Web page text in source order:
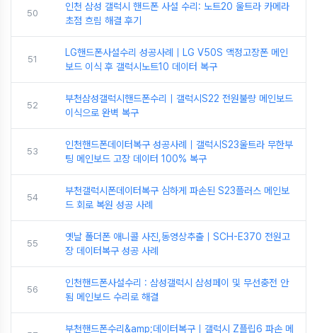
50
인천 삼성 갤럭시 핸드폰 사설 수리: 노트20 울트라 카메라
초점 흐림 해결 후기
51
LG핸드폰사설수리 성공사례｜LG V50S 액정고장폰 메인
보드 이식 후 갤럭시노트10 데이터 복구
52
부천삼성갤럭시핸드폰수리｜갤럭시S22 전원불량 메인보드
이식으로 완벽 복구
53
인천핸드폰데이터복구 성공사례｜갤럭시S23울트라 무한부
팅 메인보드 고장 데이터 100% 복구
54
부천갤럭시폰데이터복구 심하게 파손된 S23플러스 메인보
드 회로 복원 성공 사례
55
옛날 폴더폰 애니콜 사진,동영상추출｜SCH-E370 전원고
장 데이터복구 성공 사례
56
인천핸드폰사설수리 : 삼성갤럭시 삼성페이 및 무선충전 안
됨 메인보드 수리로 해결
부천핸드폰수리&amp;데이터복구｜갤럭시 Z플립6 파손 메